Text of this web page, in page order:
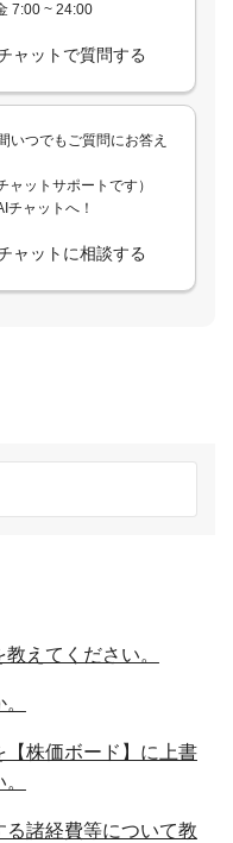
7:00 ~ 24:00
ャットで質問する
いつでもご質問にお答え
ャットサポートです）
チャットへ！
ャットに相談する
えてください。
株価ボード】に上書
諸経費等について教